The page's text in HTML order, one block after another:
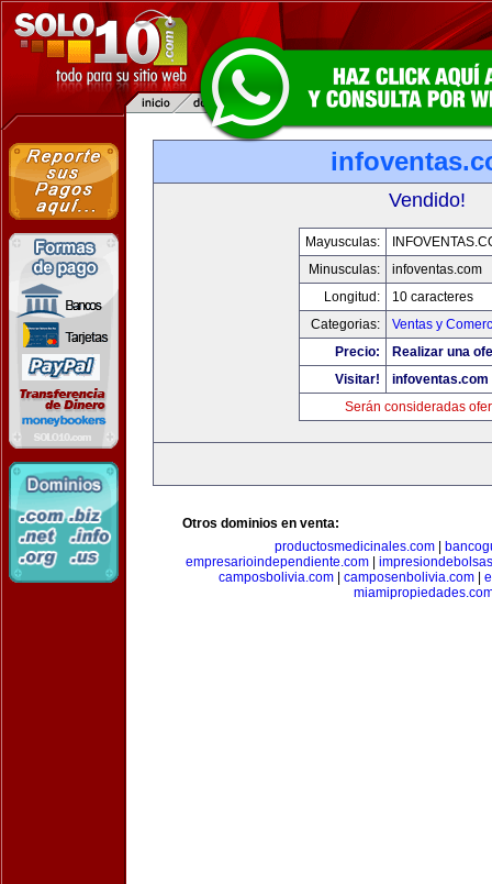
Vendido!
Mayusculas:
Minusculas:
infoventas.com
Longitud:
10 caracteres
Categorias:
Ventas y
Precio:
Realizar una
Visitar!
infoventas.com
Serán consideradas
Otros dominios en venta:
productosmedicinales.com|
empresarioindependiente.com
camposbolivia.com| camposenbolivia.com|